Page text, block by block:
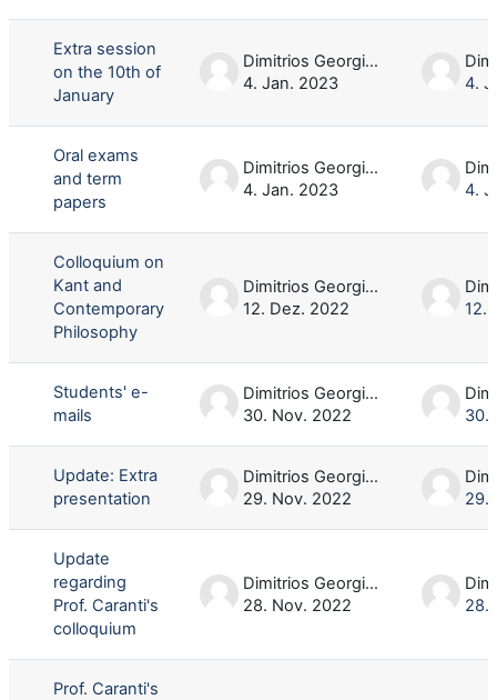
Extra session
on the 10th of
January
Dimitrios Georgios Oikonomou
4. Jan. 2023
4.
Oral exams
and term
papers
Dimitrios Georgios Oikonomou
4. Jan. 2023
4.
Colloquium on
Kant and
Contemporary
Philosophy
Dimitrios Georgios Oikonomou
12. Dez. 2022
12.
Students' e-
mails
Dimitrios Georgios Oikonomou
30. Nov. 2022
30.
Update: Extra
presentation
Dimitrios Georgios Oikonomou
29. Nov. 2022
29.
Update
regarding
Prof. Caranti's
colloquium
Dimitrios Georgios Oikonomou
28. Nov. 2022
28.
Prof. Caranti's